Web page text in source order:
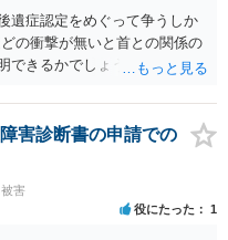
ですから「単なる交通事故
く，刑事事件の対象となるこ
逃げていないという認識でし
になるのですが，「現場から
らく待機」→「徒歩で現場に
で帰る」という流れの中で，
っているはずなのに，どうし
なっているのだと思います。
影響で報告できなかった事
ような点を意識された上で，
に説明することが，相談者の
遺症認定をめぐって争うしか
の衝撃が無いと首との関係の
できるかでしょうね。
害診断書の申請での
害
役にたった 1